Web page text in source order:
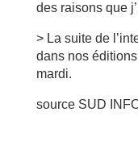
des raisons que
> La suite de
dans nos
mardi.
source SUD